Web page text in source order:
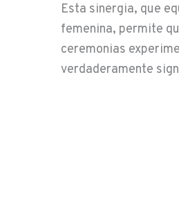
Esta sinergia, que
femenina, permite
ceremonias
verdaderamente